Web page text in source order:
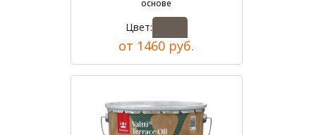
основе
Цвет:
от 1460 руб.